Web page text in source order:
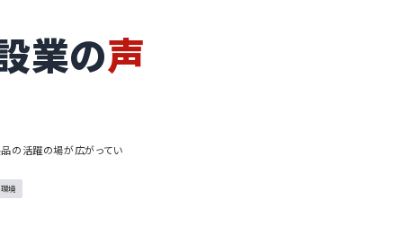
業の声
の活躍の場が広がってい
環境